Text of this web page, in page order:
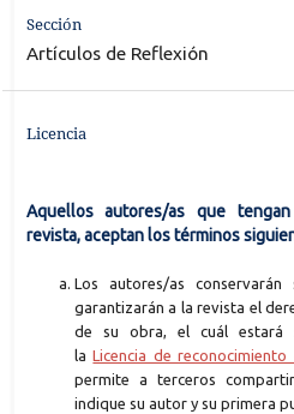
Sección
Artículos de Reflexión
Licencia
Aquellos autores/as que
revista, aceptan los términos
Los autores/as
garantizarán a la revista el
de su obra, el cuál estará
laLicencia de
permite a terceros
indique su autor y su primera